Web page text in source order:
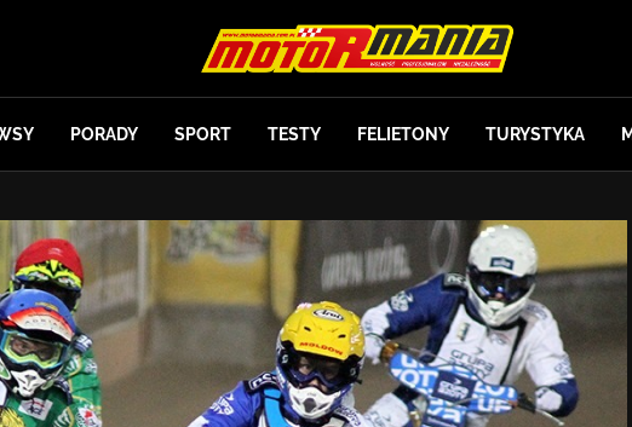
PORADY SPORT TESTY FELIETONY TURYSTYKA